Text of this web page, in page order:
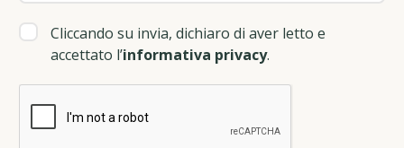
Cliccando su invia, dichiaro di aver letto e
accettato l’informativa privacy.